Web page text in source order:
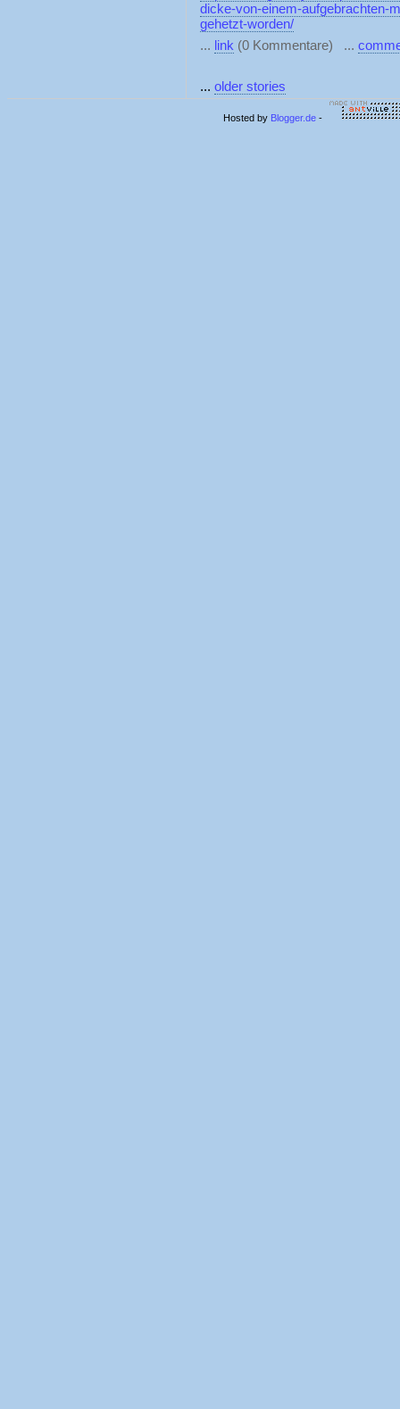
dicke-von-einem-aufgebrachten-
gehetzt-worden/
... link (0 Kommentare) ...
... older stories
Hosted by Blogger.de -